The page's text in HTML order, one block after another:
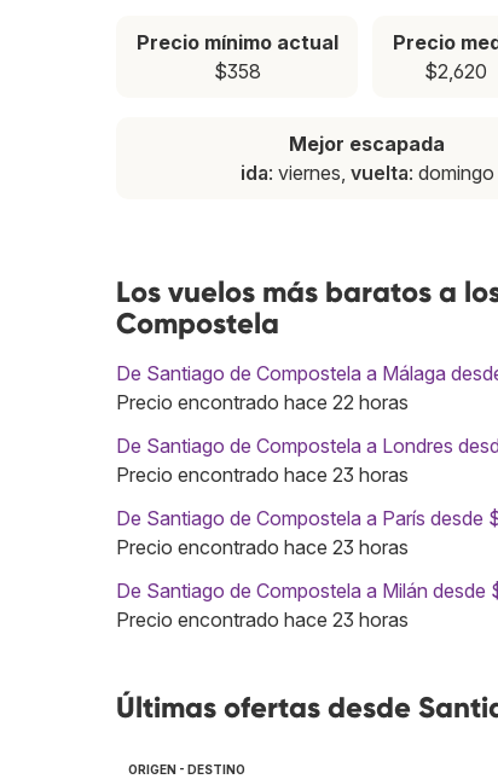
Precio mínimo actual
$358
Precio
$2,620
Mejor escapada
ida: viernes, vuelta: domingo
Los vuelos más baratos a
Compostela
De Santiago de Compostela a Málaga
Precio encontrado hace 22 horas
De Santiago de Compostela a Londres
Precio encontrado hace 23 horas
De Santiago de Compostela a París desde
Precio encontrado hace 23 horas
De Santiago de Compostela a Milán desde
Precio encontrado hace 23 horas
Últimas ofertas desde
ORIGEN - DESTINO